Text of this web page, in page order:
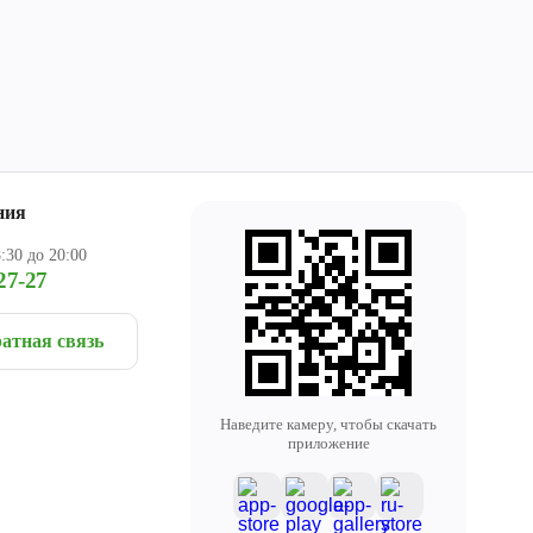
до 20:00
27
связь
Наведите камеру, чтобы скачать
приложение